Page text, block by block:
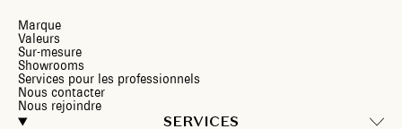
Marque
Valeurs
Sur-mesure
Showrooms
Services pour les professionnels
Nous contacter
Nous rejoindre
SERVICES